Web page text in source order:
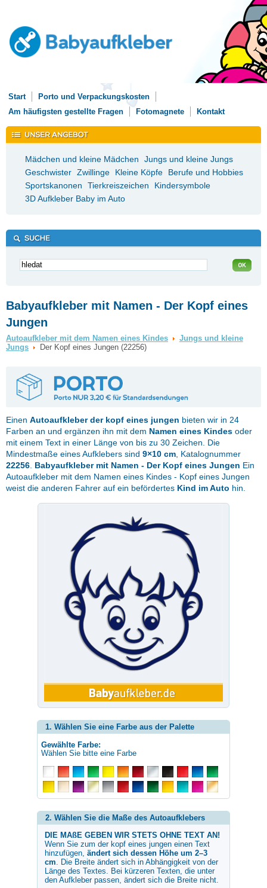
Start
Porto und Verpackungskosten
Am häufigsten gestellte Fragen
Fotomagnete Kontakt
Mädchen und kleine Mädchen
Jungs und kleine Jungs
Geschwister Zwillinge Kleine Köpfe
Berufe und Hobbies
Sportskanonen
Tierkreiszeichen
Kindersymbole
3D Aufkleber Baby im Auto
Babyaufkleber mit Namen - Der Kopf eines
Jungen
Autoaufkleber mit dem Namen eines Kindes
Jungs und kleine
Jungs
Der Kopf eines Jungen (22256)
Einen Autoaufkleberder kopf eines jungen bieten wir in 24
Farben an und ergänzen ihn mit dem Namen eines Kindes oder
mit einem Text in einer Länge von bis zu 30 Zeichen. Die
Mindestmaße eines Aufklebers sind 9×10 cm , Katalognummer
22256 Babyaufkleber mit Namen - Der Kopf eines Jungen Ein
Autoaufkleber mit dem Namen eines Kindes - Kopf eines Jungen
weist die anderen Fahrer auf ein befördertes Kind im Auto hin.
1. Wählen Sie eine Farbe aus der Palette
Gewählte Farbe:
Wählen Sie bitte eine Farbe
2. Wählen Sie die Maße des Autoaufklebers
DIE MAßE GEBEN WIR STETS OHNE TEXT AN!
Wenn Sie zum der kopf eines jungen einen Text
hinzufügen, ändert sich dessen Höhe um 2–3
cm . Die Breite ändert sich in Abhängigkeit von der
Länge des Textes. Bei kürzeren Texten, die unter
den Aufkleber passen, ändert sich die Breite nicht.